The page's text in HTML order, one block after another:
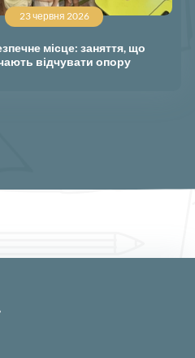
23 червня 2026
місце: заняття, що
відчувати опору